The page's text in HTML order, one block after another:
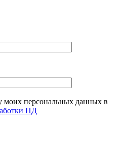
моих персональных данных в
ПД